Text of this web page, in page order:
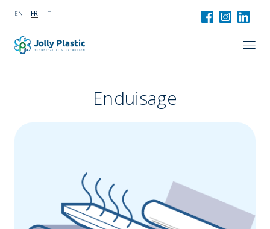
EN FR IT
Enduisage